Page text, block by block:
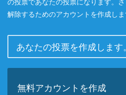
解除するためのアカウントを作成しま
あなたの投票を作成します。
無料アカウントを作成